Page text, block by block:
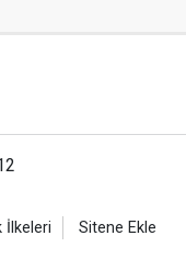
İlkeleri Sitene Ekle